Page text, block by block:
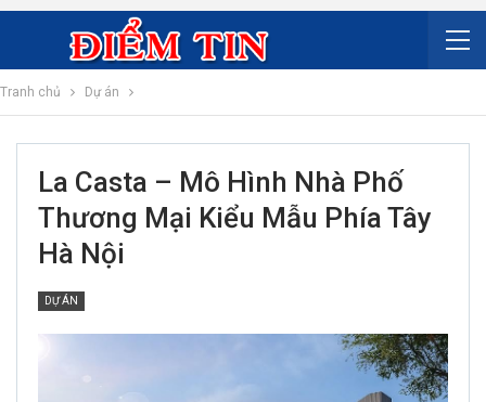
Tranh chủ Dự án
La Casta – Mô Hình Nhà Phố
Thương Mại Kiểu Mẫu Phía Tây
Hà Nội
DỰ ÁN